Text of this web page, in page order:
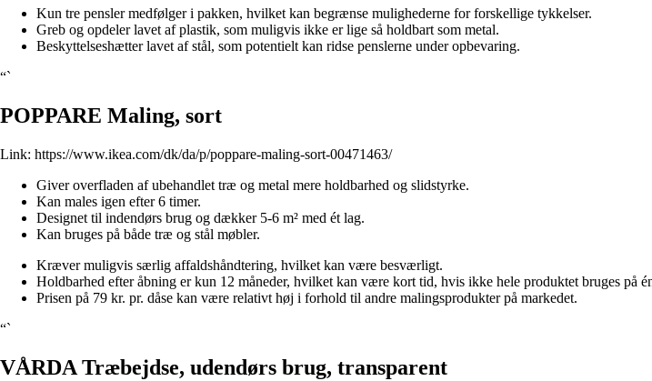
Kun tre pensler medfølger i pakken, hvilket kan begrænse mulighederne for forskellige tykkelser.
Greb og opdeler lavet af plastik, som muligvis ikke er lige så holdbart som metal.
Beskyttelseshætter lavet af stål, som potentielt kan ridse penslerne under opbevaring.
“`
POPPARE Maling, sort
Link: https://www.ikea.com/dk/da/p/poppare-maling-sort-00471463/
Giver overfladen af ubehandlet træ og metal mere holdbarhed og slidstyrke.
Kan males igen efter 6 timer.
Designet til indendørs brug og dækker 5-6 m² med ét lag.
Kan bruges på både træ og stål møbler.
Kræver muligvis særlig affaldshåndtering, hvilket kan være besværligt.
Holdbarhed efter åbning er kun 12 måneder, hvilket kan være kort tid, hvis ikke hele produktet bruges på
Prisen på 79 kr. pr. dåse kan være relativt høj i forhold til andre malingsprodukter på markedet.
“`
VÅRDA Træbejdse, udendørs brug, transparent